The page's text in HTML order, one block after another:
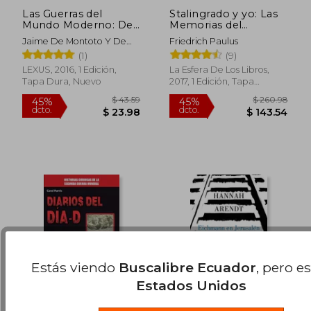
45%
dcto.
45%
dcto.
Las Guerras del
Mundo Moderno: Del
fin de la ii Guerra
Mundial a los
Conflictos Actuales
Jaime De Montoto Y De
Simón
(1)
LEXUS, 2016, 1 Edición,
Tapa Dura, Nuevo
Stalingrado y yo: Las
Memorias del
Hombre que Rindio
Stalingrado Ante el
Ejercito Rojo
Friedrich Paulus
(9)
La Esfera De Los Libros,
2017, 1 Edición, Tapa
Blanda,Usado
Estás viendo Buscalibre Ecuador, pero
Estados Unidos